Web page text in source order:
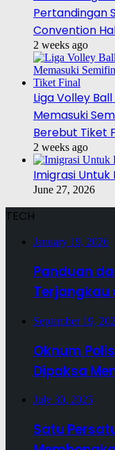
Pertandingan
Convention
2 weeks ago
Liga Volley
Memasuki
Berebut Tiket
2 weeks ago
Imigrasi
June 27, 2026
TECH
January 19, 2026
Panduan
Terjangkau
September 19,
Oknum
Dipaksa
July 30, 2025
Satu